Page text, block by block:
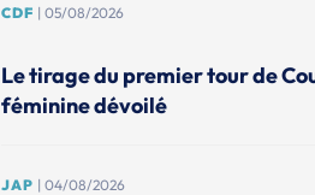
CDF | 05/08/2026
Le tirage du premier tour de
féminine dévoilé
JAP | 04/08/2026